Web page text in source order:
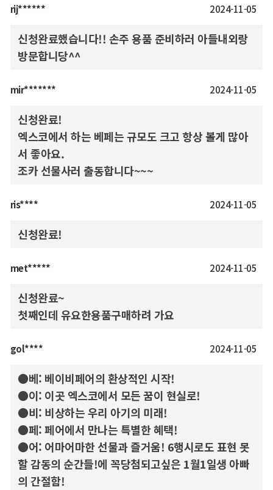
rij****** 2024-11-05
신청완료했습니다!! 손주 용품 준비하러 아들내외랑
방문합니당^^
mir******* 2024-11-05
신청완료!
엑스코에서 하는 베페는 규모도 크고 항상 볼게 많아
서 좋아요.
조카 선물사러 출동합니다~~~
ris**** 2024-11-05
신청완료!
met***** 2024-11-05
신청완료~
첫째인데 유요한용품구매하려 가요
gol**** 2024-11-05
●베: 베이비페어의 환상적인 시작!
●이: 이곳 엑스코에서 모든 꿈이 현실로!
●비: 비상하는 우리 아기의 미래!
●페: 페어에서 만나는 특별한 혜택!
●어: 어마어마한 선물과 즐거움! 6행시로도 표현 못
할 감동의 순간들!에 꼭당첨되고싶은 1월1일생 아빠
의 간절함!